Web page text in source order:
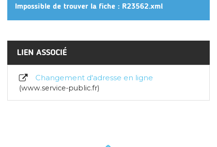
Impossible de trouver la fiche : R23562.xml
LIEN ASSOCIÉ
Changement d'adresse en ligne
www.service-public.fr